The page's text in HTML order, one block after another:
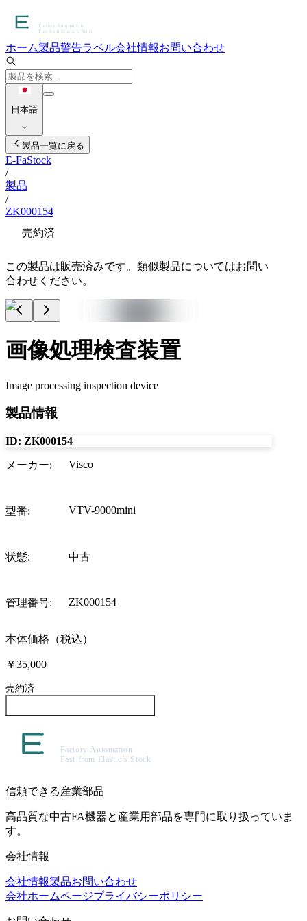
ホーム製品警告ラベル会社情報お問い合わせ
日本語
製品一覧に戻る
E-FaStock
/
製品
/
ZK000154
売約済
この製品は販売済みです。類似製品についてはお問い
合わせください。
画像処理検査装置
Image processing inspection device
製品情報
ID: ZK000154
メーカー: Visco
型番: VTV-9000mini
状態: 中古
管理番号: ZK000154
本体価格（税込）
￥35,000
売約済
信頼できる産業部品
高品質な中古FA機器と産業用部品を専門に取り扱っていま
す。
会社情報
会社情報製品お問い合わせ
会社ホームページプライバシーポリシー